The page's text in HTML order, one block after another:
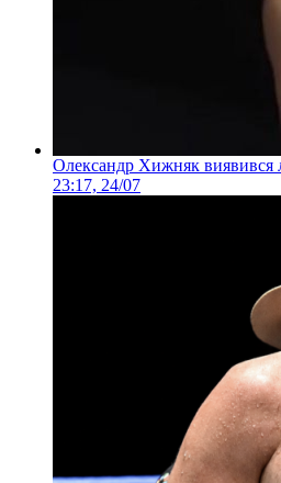
Олександр Хижняк виявився
23:17, 24/07